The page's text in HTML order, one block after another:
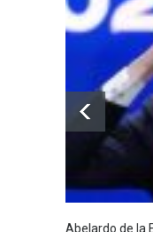
Abelardo de la